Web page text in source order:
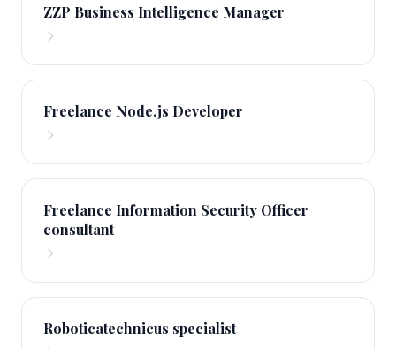
ZZP Business Intelligence Manager
Freelance Node.js Developer
Freelance Information Security Officer
consultant
Roboticatechnicus specialist